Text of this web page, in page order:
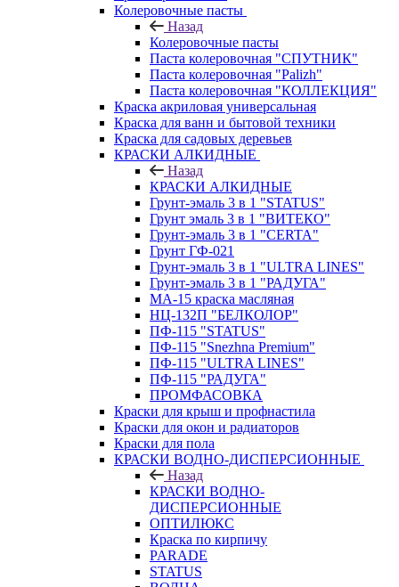
Колеровочные пасты
Назад
Колеровочные пасты
Паста колеровочная "СПУТНИК"
Паста колеровочная "Palizh"
Паста колеровочная "КОЛЛЕКЦИЯ"
Краска акриловая универсальная
Краска для ванн и бытовой техники
Краска для садовых деревьев
КРАСКИ АЛКИДНЫЕ
Назад
КРАСКИ АЛКИДНЫЕ
Грунт-эмаль 3 в 1 "STATUS"
Грунт эмаль 3 в 1 "ВИТЕКО"
Грунт-эмаль 3 в 1 "CERTA"
Грунт ГФ-021
Грунт-эмаль 3 в 1 "ULTRA LINES"
Грунт-эмаль 3 в 1 "РАДУГА"
МА-15 краска масляная
НЦ-132П "БЕЛКОЛОР"
ПФ-115 "STATUS"
ПФ-115 "Snezhna Premium"
ПФ-115 "ULTRA LINES"
ПФ-115 "РАДУГА"
ПРОМФАСОВКА
Краски для крыш и профнастила
Краски для окон и радиаторов
Краски для пола
КРАСКИ ВОДНО-ДИСПЕРСИОННЫЕ
Назад
КРАСКИ ВОДНО-
ДИСПЕРСИОННЫЕ
ОПТИЛЮКС
Краска по кирпичу
PARADE
STATUS